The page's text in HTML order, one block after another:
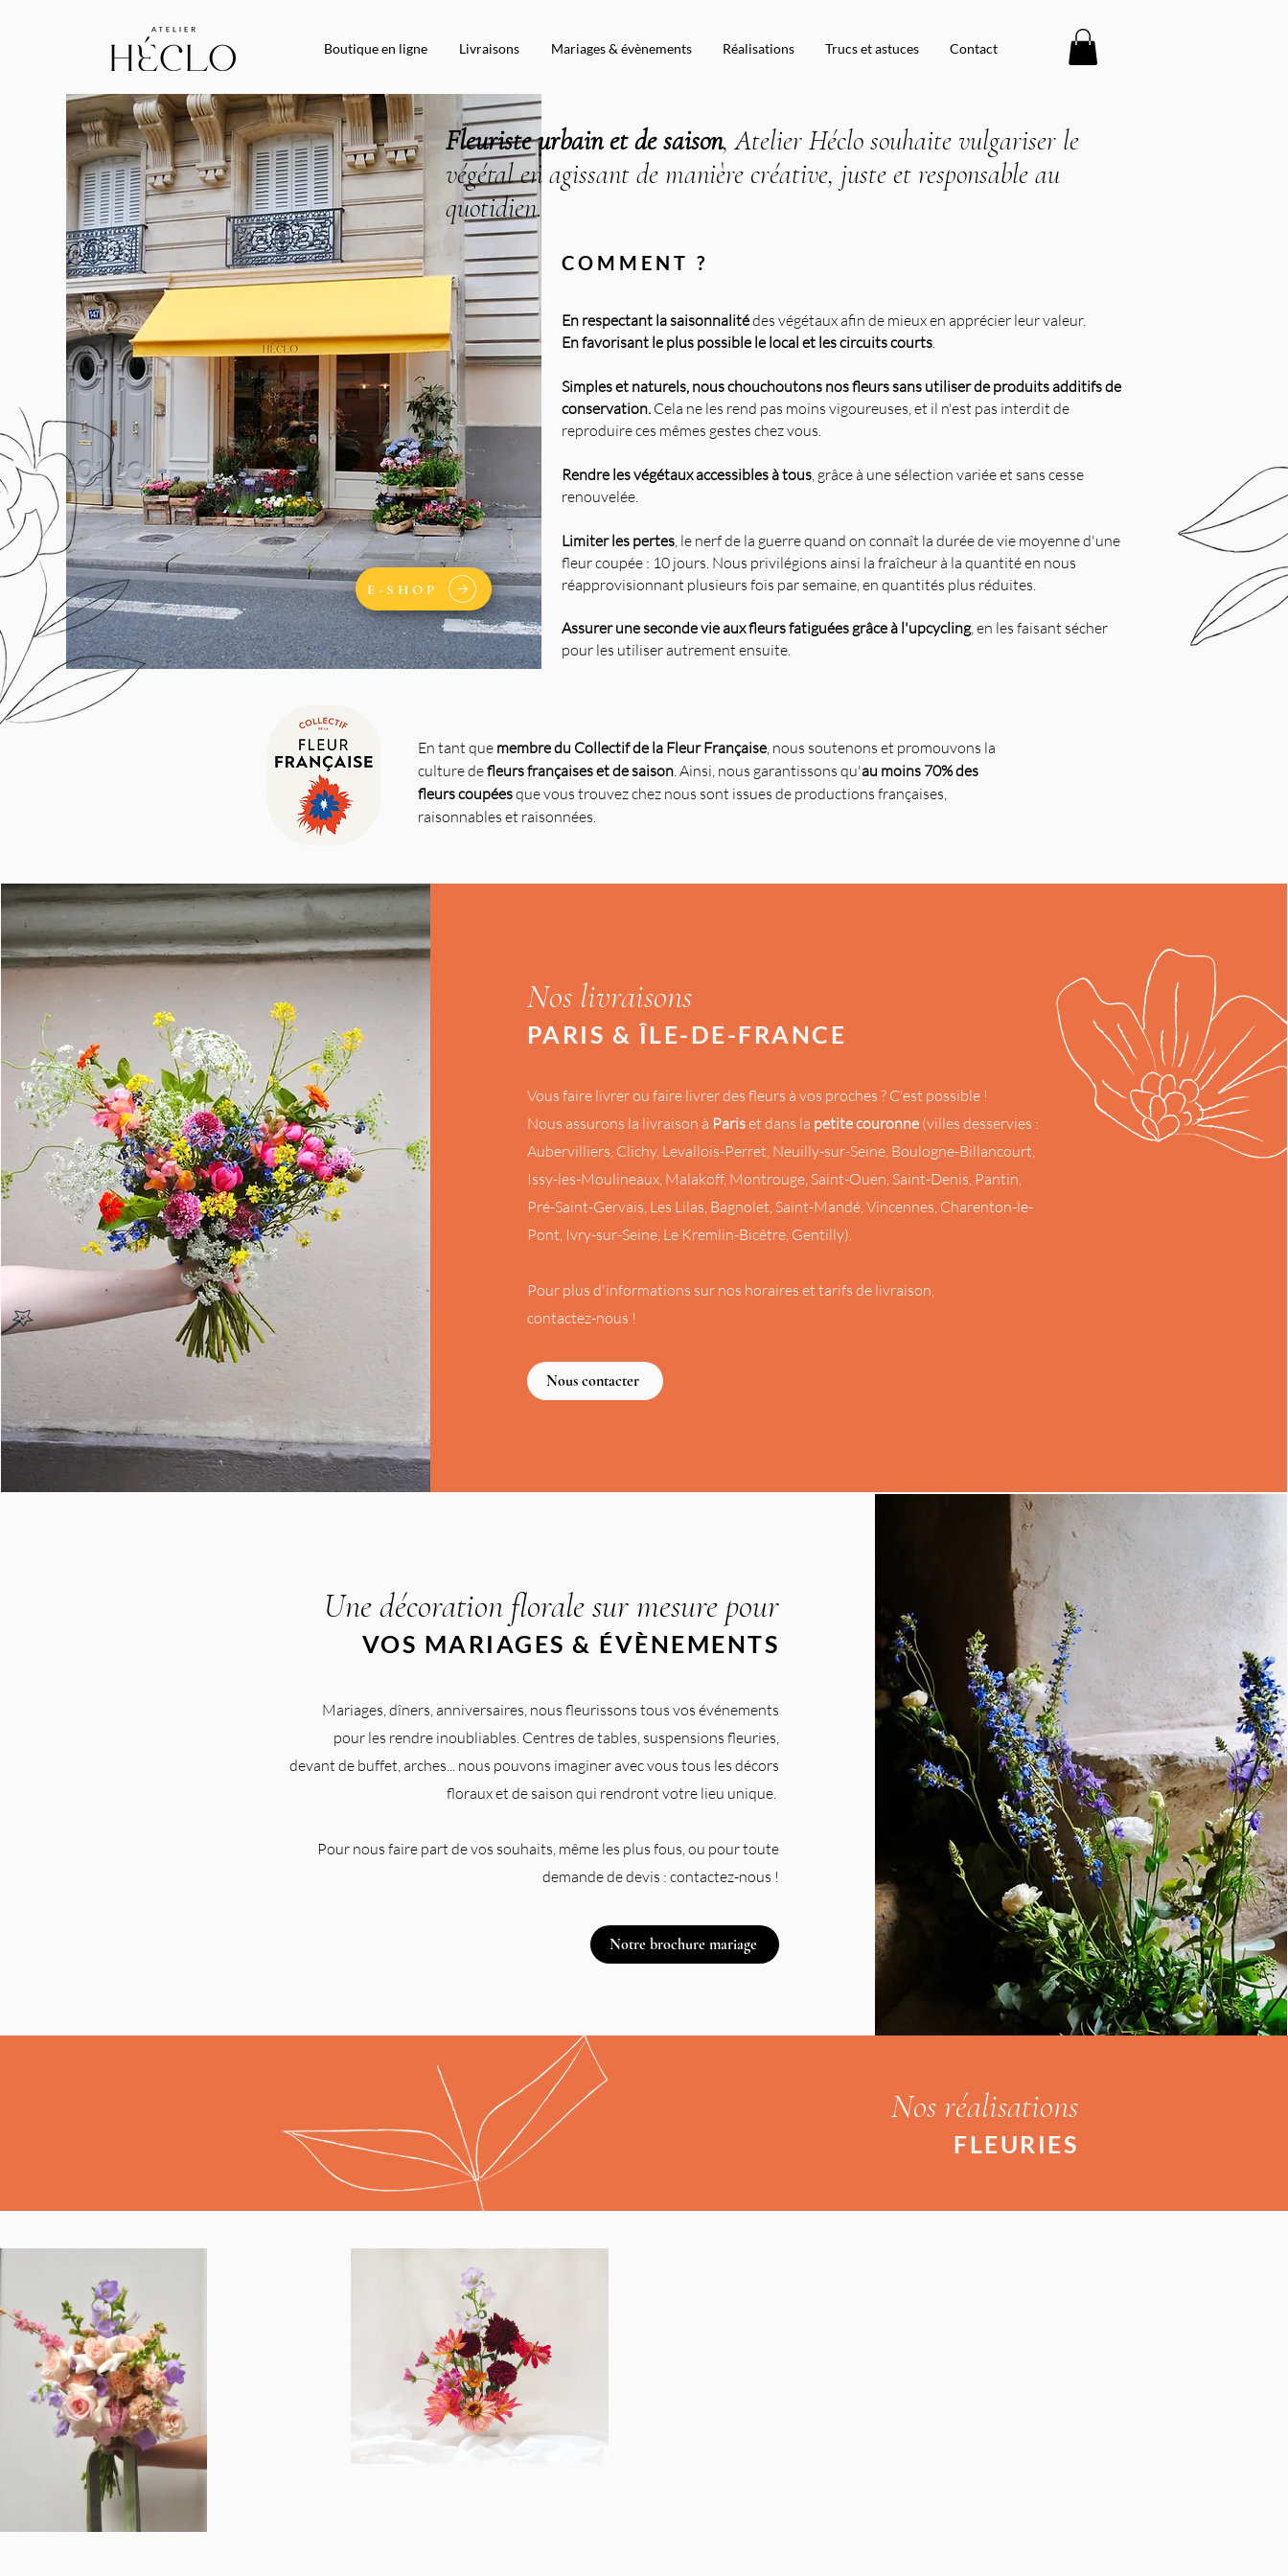
Boutique en ligne Livraisons Mariages & évènements Réalisations Trucs et astuces Contact
Fleuriste urbain et de saison, Atelier Héclo souhaite vulgariser le
végétal en agissant de manière créative, juste et responsable au
quotidien.
COMMENT ?
En respectant la saisonnalitédes végétauxafin de mieux en apprécier leur valeur.
En favorisant le plus possible le local et les circuits courts.
Simples et naturels, nous chouchoutons nos fleurssans utiliser de produits additifs de
conservation. Cela ne les rend pas moins vigoureuses, et il n'est pas interdit de
reproduire ces mêmes gestes chez vous.
Rendre les végétaux accessibles à tous, grâce à une sélection variée et sans cesse
renouvelée.
Limiter les pertes, le nerf de la guerre quand on connaît la durée de vie moyenne d'une
fleur coupée : 10 jours. Nous privilégions ainsi la fraîcheur à la quantitéen nous
réapprovisionnant plusieurs fois par semaine,en quantités plus réduites.
Assurer une seconde vie aux fleurs fatiguées grâce à l'upcycling,en les faisant sécher
pour les utiliser autrement ensuite.
En tant que membre du Collectif de la Fleur Française​, nous soutenons et promouvons la
culture defleurs françaises et de saison. Ainsi, nous garantissons qu'au moins 70% des
fleurs coupéesque vous trouvez chez nous sont issues de productions françaises,
raisonnables et raisonnées.
E-SHOP
Nos livraisons
PARIS & ÎLE-DE-FRANCE
Vous faire livrer ou faire livrer des fleurs à vos proches ? C'est possible !
Nous assurons la livraison à Pariset dans la petite couronne(villes desservies :
Aubervilliers, Clichy, Levallois-Perret, Neuilly-sur-Seine, Boulogne-Billancourt,
Issy-les-Moulineaux, Malakoff, Montrouge, Saint-Ouen, Saint-Denis, Pantin,
Pré-Saint-Gervais, Les Lilas, Bagnolet, Saint-Mandé, Vincennes, Charenton-le-
Pont, Ivry-sur-Seine, Le Kremlin-Bicêtre, Gentilly).
Pour plus d'informations sur nos horaires et tarifs de livraison,
contactez-nous !
Nous contacter
Une décoration florale sur mesure pour
VOS MARIAGES & ÉVÈNEMENTS
Mariages, dîners, anniversaires, nous fleurissons tous vos événements
pour les rendre inoubliables. Centres de tables, suspensions fleuries,
devant de buffet, arches... nous pouvons imaginer avec vous tous les décors
floraux et de saison qui rendront votre lieu unique.
Pour nous faire part de vos souhaits, même les plus fous,ou pour toute
demande de devis : contactez-nous !
Notre brochure mariage
Nos réalisations
FLEURIES